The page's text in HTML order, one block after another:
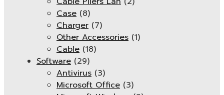
Case (8)
Charger (7)
Other Accessories (1)
Cable (18)
Software (29)
Antivirus (3)
Microsoft Office (3)